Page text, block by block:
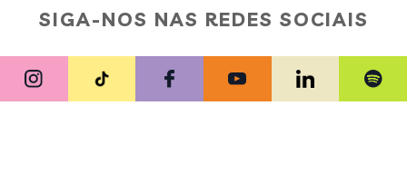
SIGA-NOS NAS REDES SOCIAIS